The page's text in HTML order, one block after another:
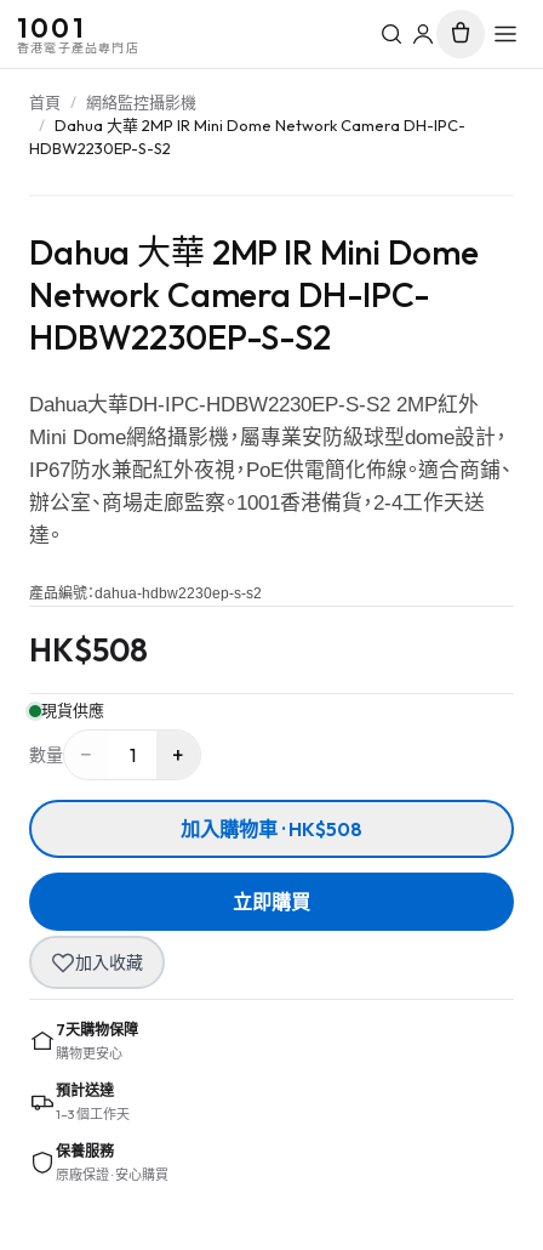
1001
香港電子產品專門店
首頁 / 網絡監控攝影機
/ Dahua 大華 2MP IR Mini Dome Network Camera DH-IPC-
HDBW2230EP-S-S2
Dahua 大華 2MP IR Mini Dome
Network Camera DH-IPC-
HDBW2230EP-S-S2
Dahua大華DH-IPC-HDBW2230EP-S-S2 2MP紅外
Mini Dome網絡攝影機，屬專業安防級球型dome設計，
IP67防水兼配紅外夜視，PoE供電簡化佈線。適合商鋪、
辦公室、商場走廊監察。1001香港備貨，2-4工作天送
達。
產品編號：dahua-hdbw2230ep-s-s2
HK$508
現貨供應
數量 − 1 +
加入購物車 · HK$508
立即購買
加入收藏
7天購物保障
購物更安心
預計送達
1–3 個工作天
保養服務
原廠保證 · 安心購買